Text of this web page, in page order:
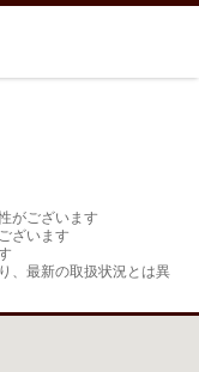
がございます
ざいます
、最新の取扱状況とは異